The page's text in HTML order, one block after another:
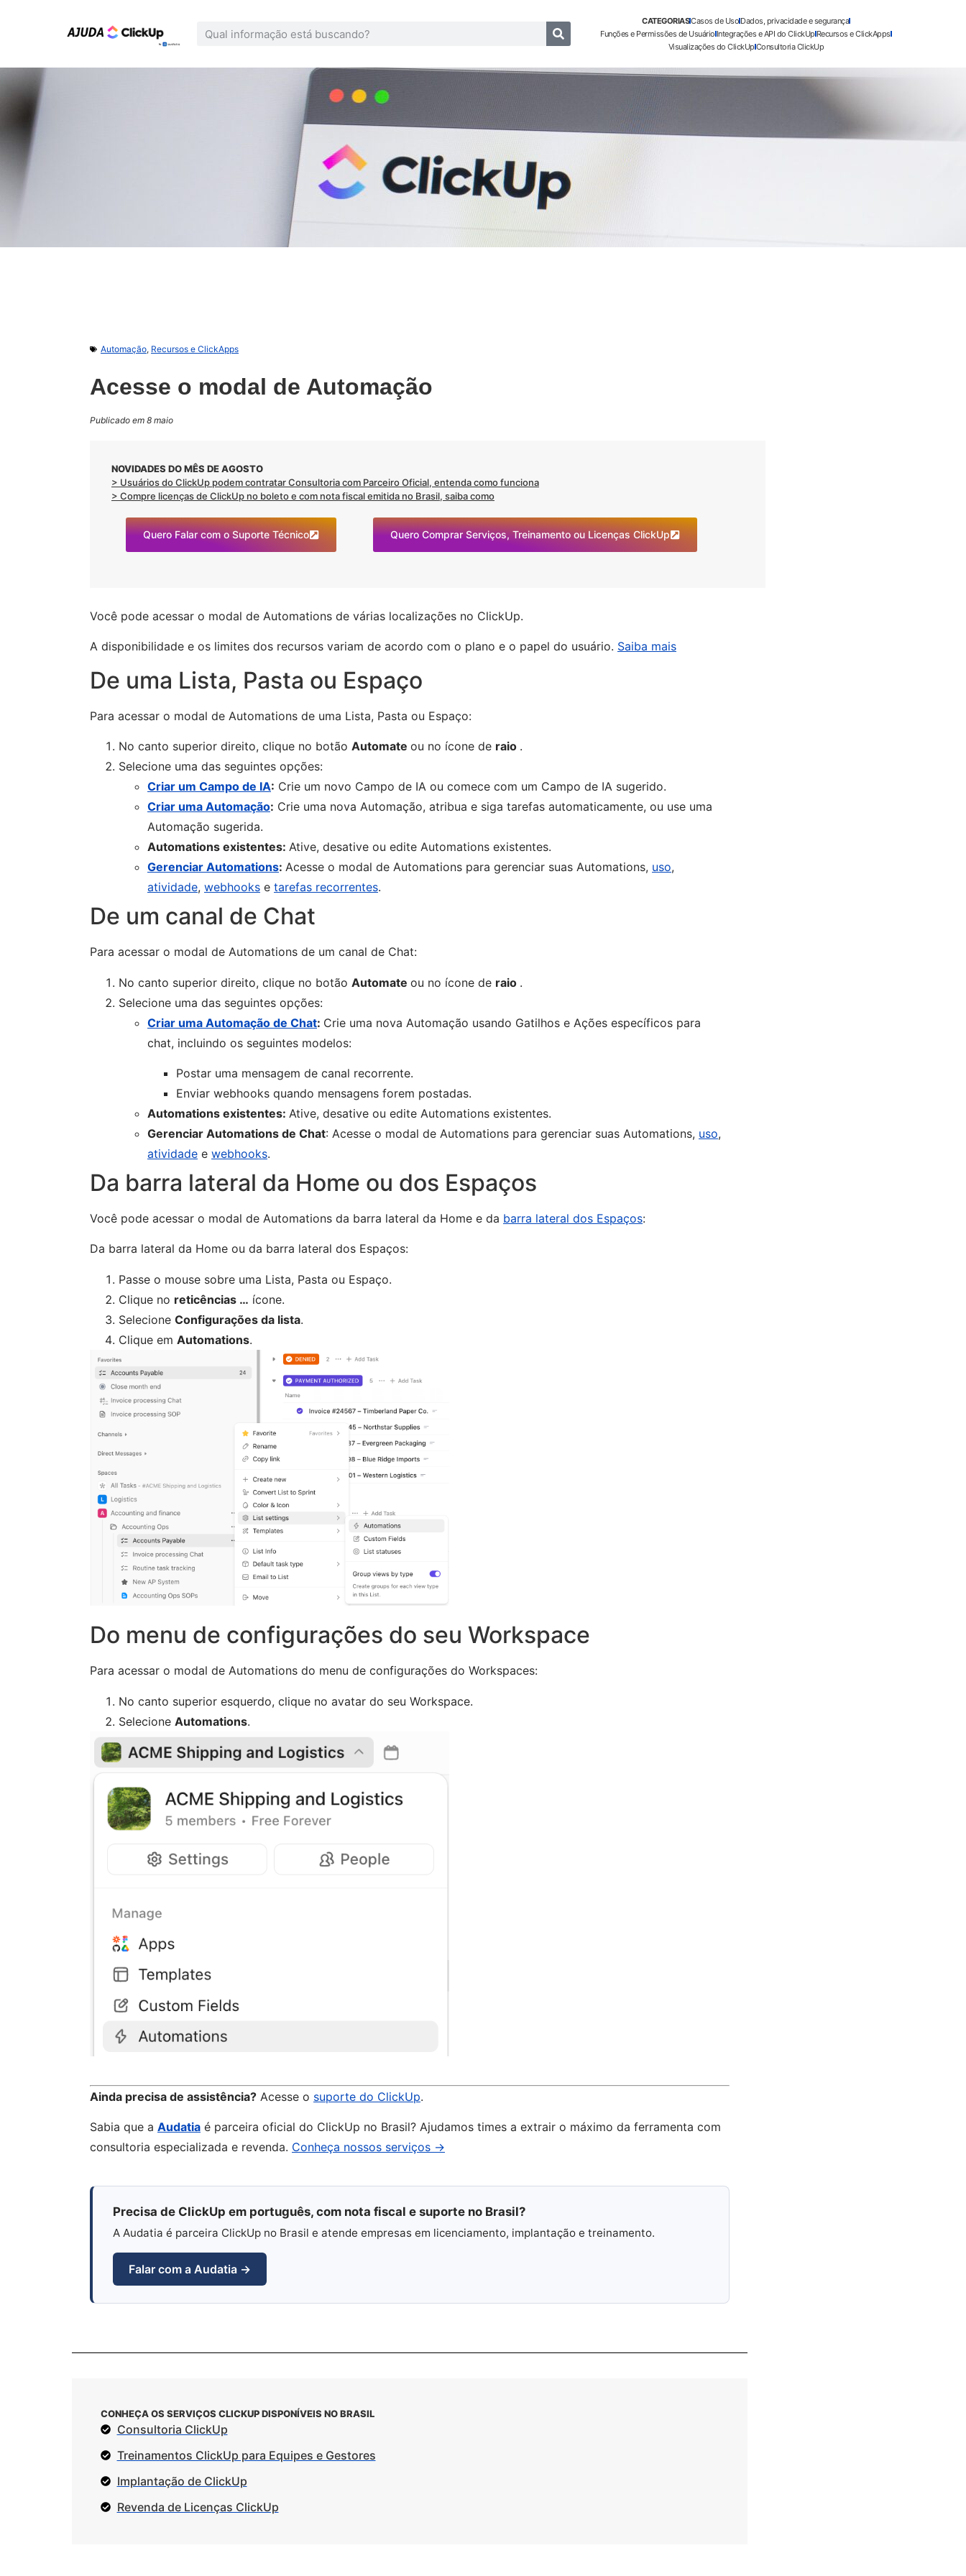
CATEGORIASCasos de Uso Dados, privacidade e segurança
Funções e Permissões de UsuárioIntegrações e API do ClickUpRecursos e ClickApps
Visualizações do ClickUpConsultoria ClickUp
Automação, Recursos e ClickApps
Acesse o modal de Automação
Publicado em 8 maio
NOVIDADES DO MÊS DE AGOSTO
> Usuários do ClickUp podem contratar Consultoria com Parceiro Oficial, entenda como funciona
> Compre licenças de ClickUp no boleto e com nota fiscal emitida no Brasil, saiba como
Quero Falar com o Suporte Técnico Quero Comprar Serviços, Treinamento ou Licenças ClickUp
Você pode acessar o modal de Automations de várias localizações no ClickUp.
A disponibilidade e os limites dos recursos variam de acordo com o plano e o papel do usuário. Saiba mais
De uma Lista, Pasta ou Espaço
Para acessar o modal de Automations de uma Lista, Pasta ou Espaço:
No canto superior direito, clique no botão Automate ou no ícone de raio .
Selecione uma das seguintes opções:
Criar um Campo de IA: Crie um novo Campo de IA ou comece com um Campo de IA sugerido.
Criar uma Automação: Crie uma nova Automação, atribua e siga tarefas automaticamente, ou use uma
Automação sugerida.
Automations existentes: Ative, desative ou edite Automations existentes.
Gerenciar Automations: Acesse o modal de Automations para gerenciar suas Automations, uso,
atividade, webhooks e tarefas recorrentes.
De um canal de Chat
Para acessar o modal de Automations de um canal de Chat:
No canto superior direito, clique no botão Automate ou no ícone de raio .
Selecione uma das seguintes opções:
Criar uma Automação de Chat: Crie uma nova Automação usando Gatilhos e Ações específicos para
chat, incluindo os seguintes modelos:
Postar uma mensagem de canal recorrente.
Enviar webhooks quando mensagens forem postadas.
Automations existentes: Ative, desative ou edite Automations existentes.
Gerenciar Automations de Chat: Acesse o modal de Automations para gerenciar suas Automations, uso,
atividade e webhooks.
Da barra lateral da Home ou dos Espaços
Você pode acessar o modal de Automations da barra lateral da Home e da barra lateral dos Espaços:
Da barra lateral da Home ou da barra lateral dos Espaços:
Passe o mouse sobre uma Lista, Pasta ou Espaço.
Clique no reticências … ícone.
Selecione Configurações da lista.
Clique em Automations.
Do menu de configurações do seu Workspace
Para acessar o modal de Automations do menu de configurações do Workspaces:
No canto superior esquerdo, clique no avatar do seu Workspace.
Selecione Automations.
Ainda precisa de assistência? Acesse o suporte do ClickUp.
Sabia que a Audatia é parceira oficial do ClickUp no Brasil? Ajudamos times a extrair o máximo da ferramenta com
consultoria especializada e revenda. Conheça nossos serviços →
Precisa de ClickUp em português, com nota fiscal e suporte no Brasil?
A Audatia é parceira ClickUp no Brasil e atende empresas em licenciamento, implantação e treinamento.
Falar com a Audatia →
CONHEÇA OS SERVIÇOS CLICKUP DISPONÍVEIS NO BRASIL
Consultoria ClickUp
Treinamentos ClickUp para Equipes e Gestores
Implantação de ClickUp
Revenda de Licenças ClickUp